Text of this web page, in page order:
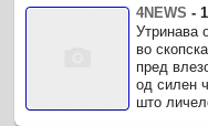
4NEWS -
Утринава
во
пред
од силен
што